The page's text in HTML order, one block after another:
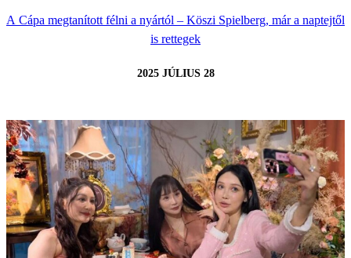
A Cápa megtanított félni a nyártól – Köszi Spielberg, már a naptejtől
is rettegek
2025 JÚLIUS 28